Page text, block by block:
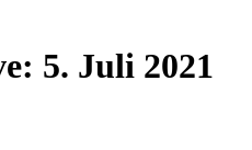
5. Juli 2021